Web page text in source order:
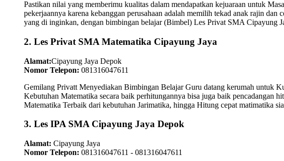
Pastikan nilai yang memberimu kualitas dalam mendapatkan kejuaraan untuk
pekerjaannya karena kebanggan perusahaan adalah memilih tekad anak rajin
yang di inginkan, dengan bimbingan belajar (Bimbel) Les Privat SMA Cipayung
2. Les Privat SMA Matematika Cipayung Jaya
Alamat:Cipayung Jaya Depok
Nomor Telepon: 081316047611
Gemilang Privatt Menyediakan Bimbingan Belajar Guru datang kerumah untuk
Kebutuhan Matematika secara baik perhitungannya bisa juga baik pencadangan
Matematika Terbaik dari kebutuhan Jarimatika, hingga Hitung cepat matimatika
3. Les IPA SMA Cipayung Jaya Depok
Alamat: Cipayung Jaya
Nomor Telepon: 081316047611 - 081316047611